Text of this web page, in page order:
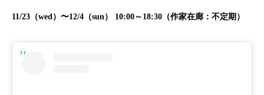
11/23（wed）〜12/4（sun） 10:00～18:30（作家在廊：不定期）